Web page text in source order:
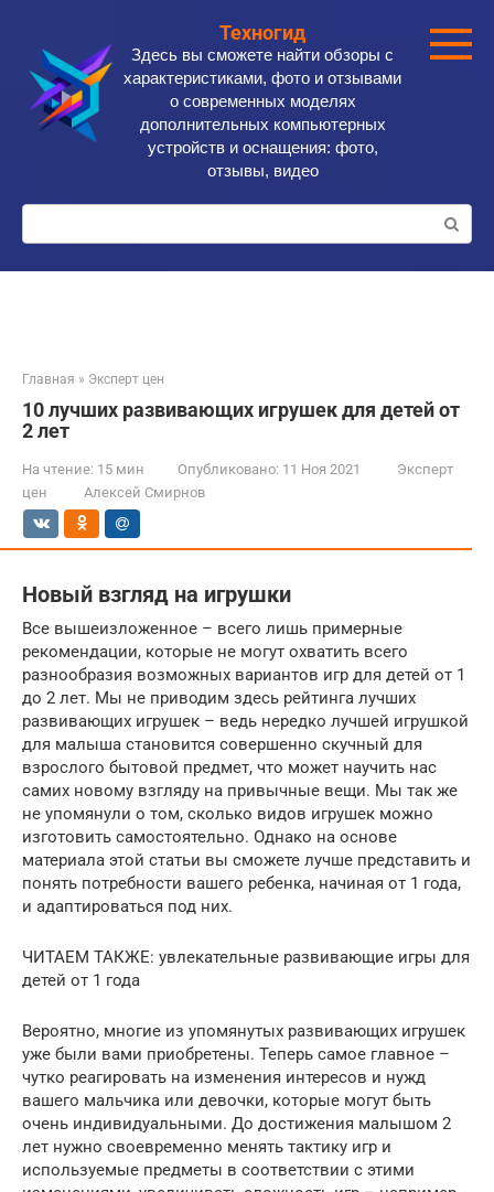
контенту
Техногид
Здесь вы сможете найти обзоры с
характеристиками, фото и отзывами
о современных моделях
дополнительных компьютерных
устройств и оснащения: фото,
отзывы, видео
Поиск:
Главная » Эксперт цен
10 лучших развивающих игрушек для детей от
2 лет
На чтение: 15 мин Опубликовано: 11 Ноя 2021
Эксперт
цен
Алексей Смирнов
Новый взгляд на игрушки
Все вышеизложенное – всего лишь примерные
рекомендации, которые не могут охватить всего
разнообразия возможных вариантов игр для детей от 1
до 2 лет. Мы не приводим здесь рейтинга лучших
развивающих игрушек – ведь нередко лучшей игрушкой
для малыша становится совершенно скучный для
взрослого бытовой предмет, что может научить нас
самих новому взгляду на привычные вещи. Мы так же
не упомянули о том, сколько видов игрушек можно
изготовить самостоятельно. Однако на основе
материала этой статьи вы сможете лучше представить и
понять потребности вашего ребенка, начиная от 1 года,
и адаптироваться под них.
ЧИТАЕМ ТАКЖЕ: увлекательные развивающие игры для
детей от 1 года
Вероятно, многие из упомянутых развивающих игрушек
уже были вами приобретены. Теперь самое главное –
чутко реагировать на изменения интересов и нужд
вашего мальчика или девочки, которые могут быть
очень индивидуальными. До достижения малышом 2
лет нужно своевременно менять тактику игр и
используемые предметы в соответствии с этими